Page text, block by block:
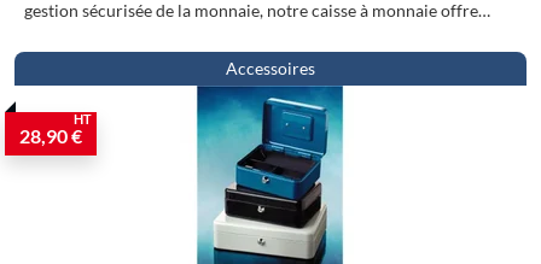
gestion sécurisée de la monnaie, notre caisse à monnaie offre…
Accessoires
28,90 €
HT